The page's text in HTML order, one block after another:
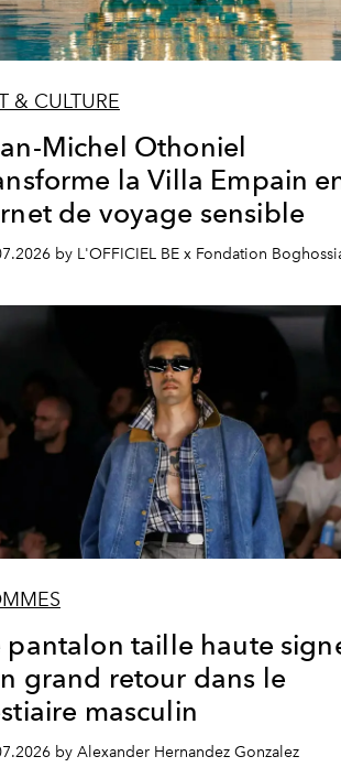
& CULTURE
Michel Othoniel
la Villa Empain
de voyage sensible
by L'OFFICIEL BE x Fondation
pantalon taille haute
grand retour dans le
masculin
by Alexander Hernandez Gonzalez